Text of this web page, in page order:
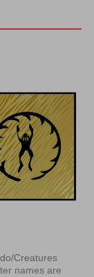
Creatures
names are